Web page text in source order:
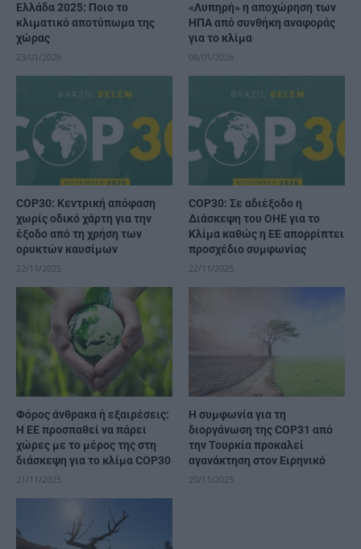
Ελλάδα 2025: Ποιο το
κλιματικό αποτύπωμα της
χώρας
23/01/2026
«Λυπηρή» η αποχώρηση των
ΗΠΑ από συνθήκη αναφοράς
για το κλίμα
08/01/2026
COP30: Κεντρική απόφαση
χωρίς οδικό χάρτη για την
έξοδο από τη χρήση των
ορυκτών καυσίμων
22/11/2025
COP30: Σε αδιέξοδο η
Διάσκεψη του ΟΗΕ για το
Κλίμα καθώς η ΕΕ απορρίπτει
προσχέδιο συμφωνίας
22/11/2025
Φόρος άνθρακα ή εξαιρέσεις:
Η ΕΕ προσπαθεί να πάρει
χώρες με το μέρος της στη
διάσκεψη για το κλίμα COP30
21/11/2025
Η συμφωνία για τη
διοργάνωση της COP31 από
την Τουρκία προκαλεί
αγανάκτηση στον Ειρηνικό
20/11/2025